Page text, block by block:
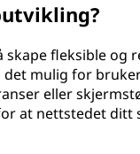
fleksible og
mulig for
eller
at nettstedet ditt